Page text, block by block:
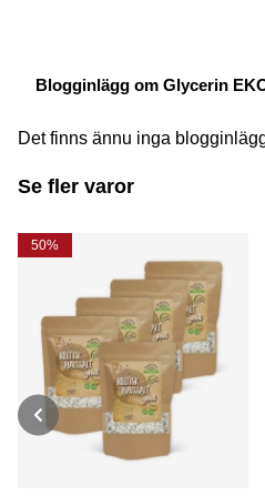
Blogginlägg om Glycerin
Det finns ännu inga
Se fler varor
50%